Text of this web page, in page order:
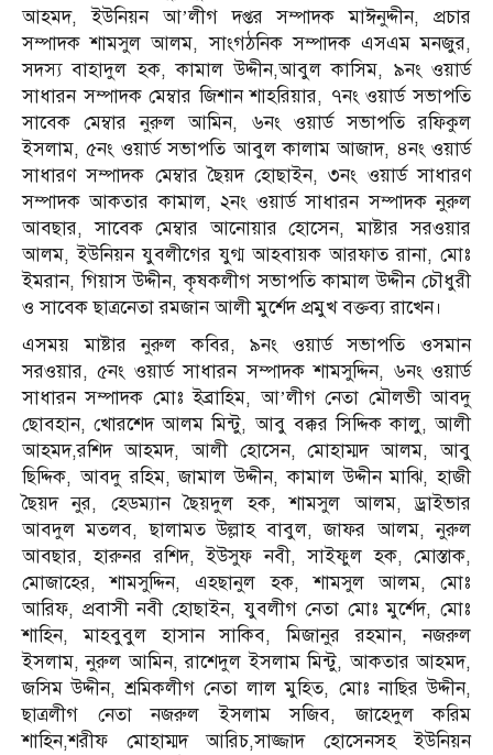
আহমদ, ইউনিয়ন আ’লীগ দপ্তর সম্পাদক মাঈনুদ্দীন, প্রচার
সম্পাদক শামসুল আলম, সাংগঠনিক সম্পাদক এসএম মনজুর,
সদস্য বাহাদুল হক, কামাল উদ্দীন,আবুল কাসিম, ৯নং ওয়ার্ড
সাধারন সম্পাদক মেম্বার জিশান শাহরিয়ার, ৭নং ওয়ার্ড সভাপতি
সাবেক মেম্বার নুরুল আমিন, ৬নং ওয়ার্ড সভাপতি রফিকুল
ইসলাম, ৫নং ওয়ার্ড সভাপতি আবুল কালাম আজাদ, ৪নং ওয়ার্ড
সাধারণ সম্পাদক মেম্বার ছৈয়দ হোছাইন, ৩নং ওয়ার্ড সাধারণ
সম্পাদক আকতার কামাল, ২নং ওয়ার্ড সাধারন সম্পাদক নুরুল
আবছার, সাবেক মেম্বার আনোয়ার হোসেন, মাষ্টার সরওয়ার
আলম, ইউনিয়ন যুবলীগের যুগ্ম আহবায়ক আরফাত রানা, মোঃ
ইমরান, গিয়াস উদ্দীন, কৃষকলীগ সভাপতি কামাল উদ্দীন চৌধুরী
ও সাবেক ছাত্রনেতা রমজান আলী মুর্শেদ প্রমুখ বক্তব্য রাখেন।
এসময় মাষ্টার নুরুল কবির, ৯নং ওয়ার্ড সভাপতি ওসমান
সরওয়ার, ৫নং ওয়ার্ড সাধারন সম্পাদক শামসুদ্দিন, ৬নং ওয়ার্ড
সাধারন সম্পাদক মোঃ ইব্রাহিম, আ’লীগ নেতা মৌলভী আবদু
ছোবহান, খোরশেদ আলম মিন্টু, আবু বক্কর সিদ্দিক কালু, আলী
আহমদ,রশিদ আহমদ, আলী হোসেন, মোহাম্মদ আলম, আবু
ছিদ্দিক, আবদু রহিম, জামাল উদ্দীন, কামাল উদ্দীন মাঝি, হাজী
ছৈয়দ নুর, হেডম্যান ছৈয়দুল হক, শামসুল আলম, ড্রাইভার
আবদুল মতলব, ছালামত উল্লাহ বাবুল, জাফর আলম, নুরুল
আবছার, হারুনর রশিদ, ইউসুফ নবী, সাইফুল হক, মোস্তাক,
মোজাহের, শামসুদ্দিন, এহছানুল হক, শামসুল আলম, মোঃ
আরিফ, প্রবাসী নবী হোছাইন, যুবলীগ নেতা মোঃ মুর্শেদ, মোঃ
শাহিন, মাহবুবুল হাসান সাকিব, মিজানুর রহমান, নজরুল
ইসলাম, নুরুল আমিন, রাশেদুল ইসলাম মিন্টু, আকতার আহমদ,
জসিম উদ্দীন, শ্রমিকলীগ নেতা লাল মুহিত, মোঃ নাছির উদ্দীন,
ছাত্রলীগ নেতা নজরুল ইসলাম সজিব, জাহেদুল করিম
শাহিন,শরীফ মোহাম্মদ আরিচ,সাজ্জাদ হোসেনসহ ইউনিয়ন